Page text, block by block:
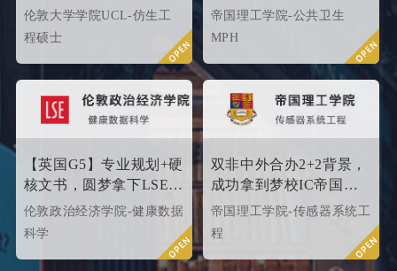
UCL伦敦大学学院
offer！
伦敦大学学院UCL-仿生工
程硕士
样打动招生官的
帝国理工学院-公共卫生
MPH
【英国G5】专业规划+硬
核文书，圆梦拿下LSE伦
敦政治经济学院！
伦敦政治经济学院-健康数据
科学
双非中外合办2+2背景，
成功拿到梦校IC帝国理
工offer!
帝国理工学院-传感器系统工
程